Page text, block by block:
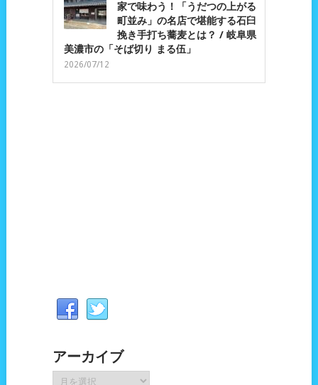
家で味わう！「うだつの上がる
町並み」の名店で堪能する石臼
挽き手打ち蕎麦とは？ / 岐阜県
美濃市の「そば切り まる伍」
2026/07/12
アーカイブ